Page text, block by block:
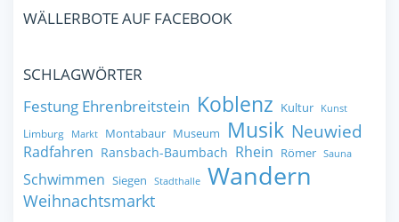
WÄLLERBOTE AUF FACEBOOK
SCHLAGWÖRTER
Festung Ehrenbreitstein Koblenz Kultur Kunst
Limburg Markt Montabaur Museum Musik Neuwied
Radfahren Ransbach-Baumbach Rhein Römer Sauna
Schwimmen Siegen Stadthalle Wandern
Weihnachtsmarkt